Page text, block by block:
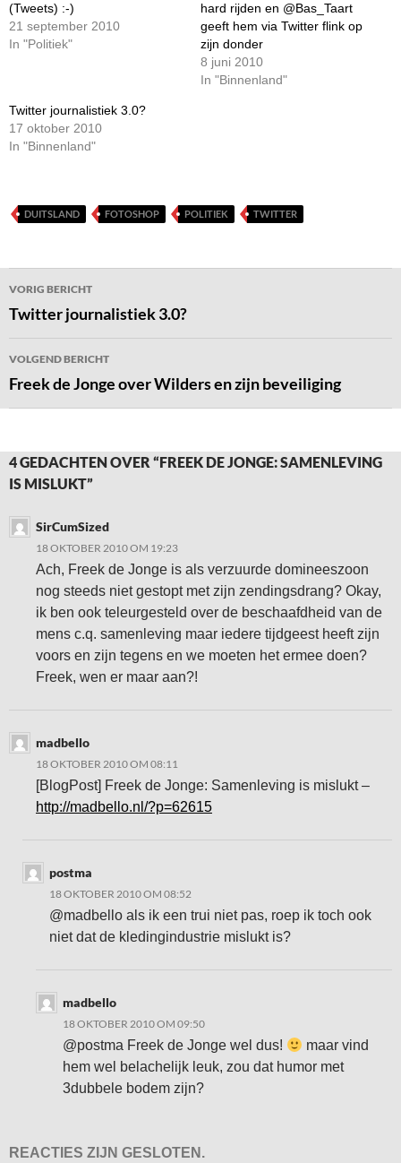
(Tweets) :-)
21 september 2010
In "Politiek"
hard rijden en @Bas_Taart
geeft hem via Twitter flink op
zijn donder
8 juni 2010
In "Binnenland"
Twitter journalistiek 3.0?
17 oktober 2010
In "Binnenland"
DUITSLAND FOTOSHOP POLITIEK TWITTER
Bericht
navigatie
VORIG BERICHT
Twitter journalistiek 3.0?
VOLGEND BERICHT
Freek de Jonge over Wilders en zijn beveiliging
4 GEDACHTEN OVER “FREEK DE JONGE: SAMENLEVING
IS MISLUKT”
SirCumSized
18 OKTOBER 2010 OM 19:23
Ach, Freek de Jonge is als verzuurde domineeszoon
nog steeds niet gestopt met zijn zendingsdrang? Okay,
ik ben ook teleurgesteld over de beschaafdheid van de
mens c.q. samenleving maar iedere tijdgeest heeft zijn
voors en zijn tegens en we moeten het ermee doen?
Freek, wen er maar aan?!
madbello
18 OKTOBER 2010 OM 08:11
[BlogPost] Freek de Jonge: Samenleving is mislukt –
http://madbello.nl/?p=62615
postma
18 OKTOBER 2010 OM 08:52
@madbello als ik een trui niet pas, roep ik toch ook
niet dat de kledingindustrie mislukt is?
madbello
18 OKTOBER 2010 OM 09:50
@postma Freek de Jonge wel dus!
maar vind
hem wel belachelijk leuk, zou dat humor met
3dubbele bodem zijn?
REACTIES ZIJN GESLOTEN.